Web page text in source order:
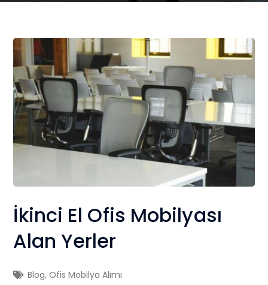
İkinci El Ofis Mobilyası
Alan Yerler
Blog,Ofis Mobilya Alımı